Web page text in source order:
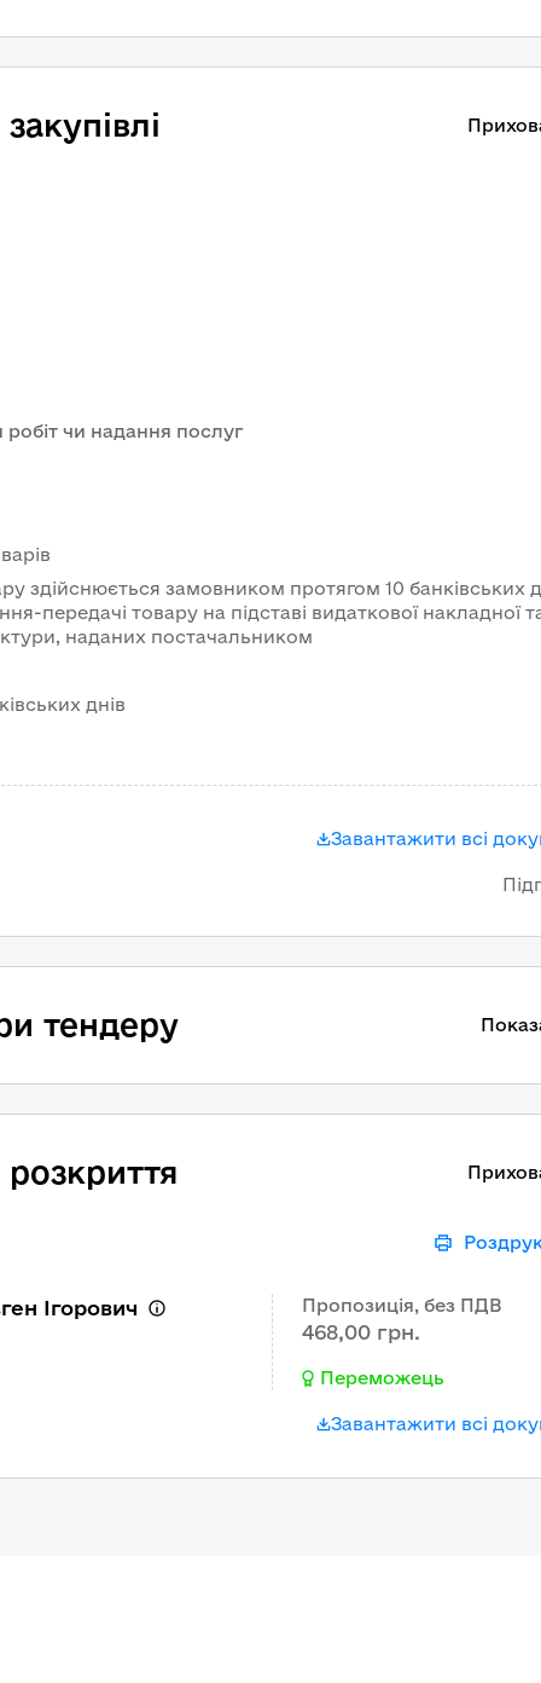
чи надання послуг
здійснюється замовником протягом 10 банківських
передачі товару на підставі видаткової накладної
наданих постачальником
днів
Завантажити всі
тендеру
Ігорович Пропозиція, без ПДВ
468,00 грн.
Переможець
Завантажити всі